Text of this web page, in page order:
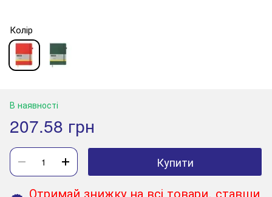
Колір
В наявності
207.58 грн
Купити
Отримай знижку на всі товари, ставши